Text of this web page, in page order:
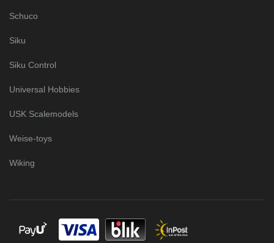
Schuco
Siku
Siku Control
Universal Hobbies
USK Scalemodels
Weise-toys
Wiking